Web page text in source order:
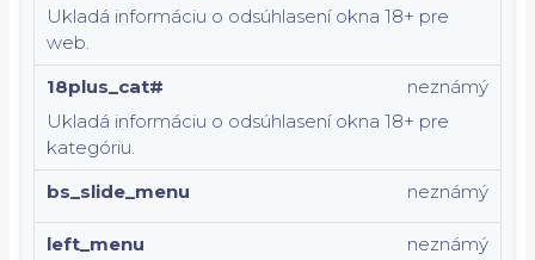
Ukladá informáciu o odsúhlasení okna 18+ pre
web.
18plus_cat#
Ukladá informáciu o odsúhlasení okna 18+ pre
kategóriu.
neznámý
bs_slide_menu neznámý
left_menu
neznámý